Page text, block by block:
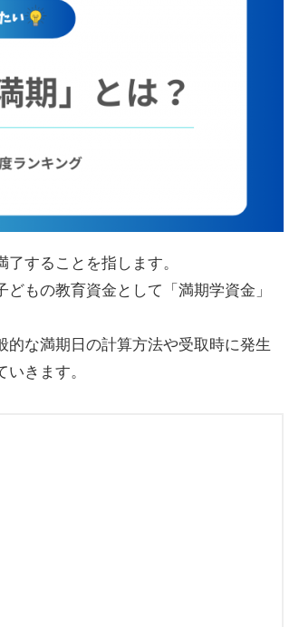
することを指します。
もの教育資金として「満期学資金」
な満期日の計算方法や受取時に発生
きます。